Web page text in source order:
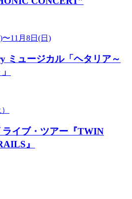
〜11月8日(日)
ミュージカル「ヘタリア～
ライブ・ツアー『TWIN
』